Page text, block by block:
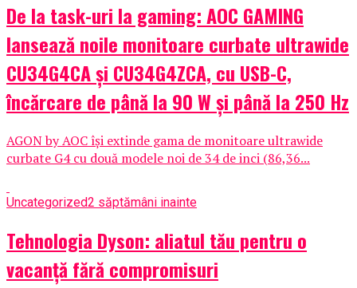
De la task-uri la gaming: AOC GAMING
lansează noile monitoare curbate ultrawide
CU34G4CA și CU34G4ZCA, cu USB-C,
încărcare de până la 90 W și până la 250 Hz
AGON by AOC își extinde gama de monitoare ultrawide
curbate G4 cu două modele noi de 34 de inci (86,36...
Uncategorized2 săptămâni inainte
Tehnologia Dyson: aliatul tău pentru o
vacanță fără compromisuri